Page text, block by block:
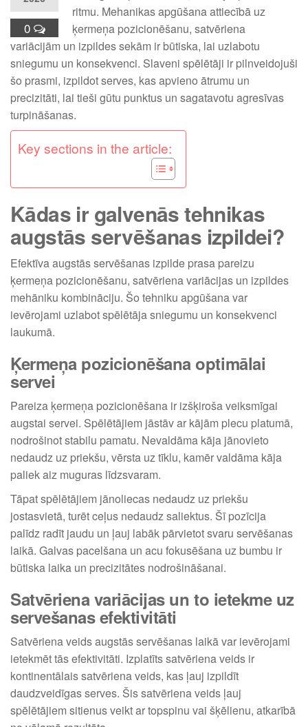
0
ritmu. Mehanikas apgūšana attiecībā uz
ķermeņa pozicionēšanu, satvēriena
variācijām un izpildes sekām ir būtiska, lai uzlabotu
sniegumu un konsekvenci. Slaveni spēlētāji ir pilnveidojuši
šo prasmi, izpildot serves, kas apvieno ātrumu un
precizitāti, lai tieši gūtu punktus un sagatavotu agresīvas
turpināšanas.
Key sections in the article:
Kādas ir galvenās tehnikas
augstās servēšanas izpildei?
Efektīva augstās servēšanas izpilde prasa pareizu
ķermeņa pozicionēšanu, satvēriena variācijas un izpildes
mehāniku kombināciju. Šo tehniku apgūšana var
ievērojami uzlabot spēlētāja sniegumu un konsekvenci
laukumā.
Ķermeņa pozicionēšana optimālai
servei
Pareiza ķermeņa pozicionēšana ir izšķiroša veiksmīgai
augstai servei. Spēlētājiem jāstāv ar kājām plecu platumā,
nodrošinot stabilu pamatu. Nevaldāma kāja jānovieto
nedaudz uz priekšu, vērsta uz tīklu, kamēr valdāma kāja
paliek aiz muguras līdzsvaram.
Tāpat spēlētājiem jānoliecas nedaudz uz priekšu
jostasvietā, turēt ceļus nedaudz saliektus. Šī pozīcija
palīdz radīt jaudu un ļauj labāk pārvietot svaru servēšanas
laikā. Galvas pacelšana un acu fokusēšana uz bumbu ir
būtiska laika un precizitātes nodrošināšanai.
Satvēriena variācijas un to ietekme uz
servešanas efektivitāti
Satvēriena veids augstās servēšanas laikā var ievērojami
ietekmēt tās efektivitāti. Izplatīts satvēriena veids ir
kontinentālais satvēriena veids, kas ļauj izpildīt
daudzveidīgas serves. Šis satvēriena veids ļauj
spēlētājiem sitienus veikt ar topspinu vai šķēlienu, atkarībā